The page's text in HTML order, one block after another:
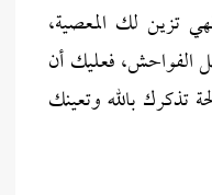
تزين لك المعصية،
الفواحش، فعليك أن
تذكرك بالله وتعينك